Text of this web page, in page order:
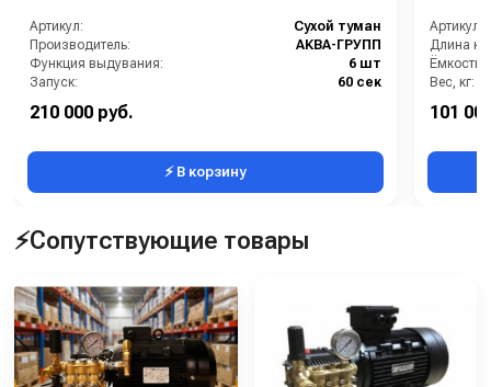
Артикул:
Сухой туман
Производитель:
АКВА-ГРУПП
Функция выдувания:
6 шт
Запуск:
60 сек
Страна-производитель:
Гарантия:
210 000 руб.
⚡ В корзину
Артикул:
Длина
Ёмкость
Вес, кг:
101
⚡Сопутствующие товары